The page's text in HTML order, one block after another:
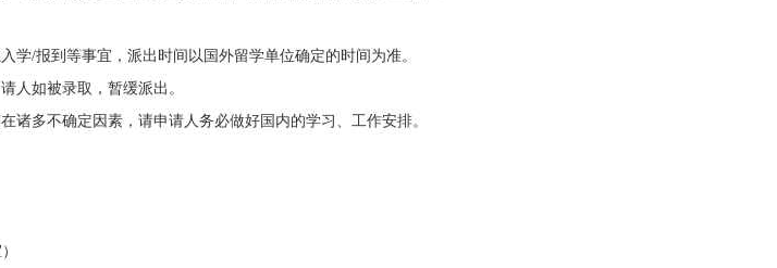
学/报到等事宜，派出时间以国外留学单位确定的时间为准。
人如被录取，暂缓派出。
诸多不确定因素，请申请人务必做好国内的学习、工作安排。